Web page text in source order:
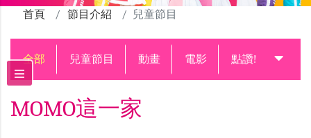
首頁 節目介紹 兒童節目
全部 兒童節目 動畫 電影 點讚!升級中
MOMO這一家